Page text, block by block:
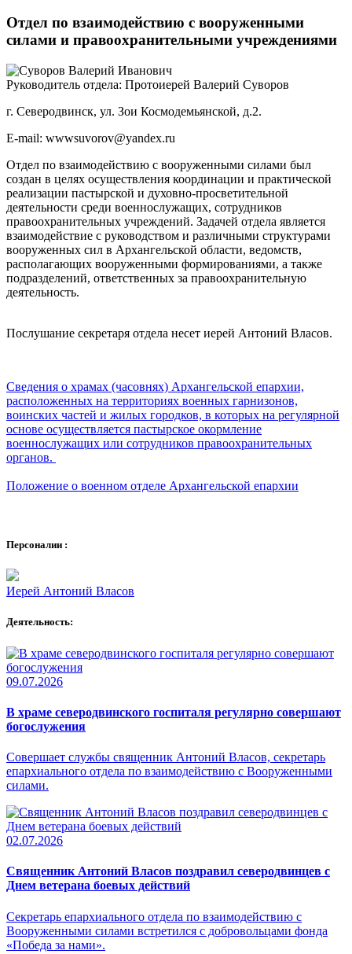
Отдел по взаимодействию с вооруженными
силами и правоохранительными учреждениями
Руководитель отдела: Протоиерей Валерий Суворов
г. Северодвинск, ул. Зои Космодемьянской, д.2.
E-mail: wwwsuvorov@yandex.ru
Отдел по взаимодействию с вооруженными силами был
создан в целях осуществления координации и практической
реализации пастырской и духовно-просветительной
деятельности среди военнослужащих, сотрудников
правоохранительных учреждений. Задачей отдела является
взаимодействие с руководством и различными структурами
вооруженных сил в Архангельской области, ведомств,
располагающих вооруженными формированиями, а также
подразделений, ответственных за правоохранительную
деятельность.
Послушание секретаря отдела несет иерей Антоний Власов.
Сведения о храмах (часовнях) Архангельской епархии,
расположенных на территориях военных гарнизонов,
воинских частей и жилых городков, в которых на регулярной
основе осуществляется пастырское окормление
военнослужащих или сотрудников правоохранительных
органов.
Положение о военном отделе Архангельской епархии
Персоналии :
Иерей Антоний Власов
Деятельность:
09.07.2026
В храме северодвинского госпиталя регулярно совершают
богослужения
Совершает службы священник Антоний Власов, секретарь
епархиального отдела по взаимодействию с Вооруженными
силами.
02.07.2026
Священник Антоний Власов поздравил северодвинцев с
Днем ветерана боевых действий
Секретарь епархиального отдела по взаимодействию с
Вооруженными силами встретился с добровольцами фонда
«Победа за нами».